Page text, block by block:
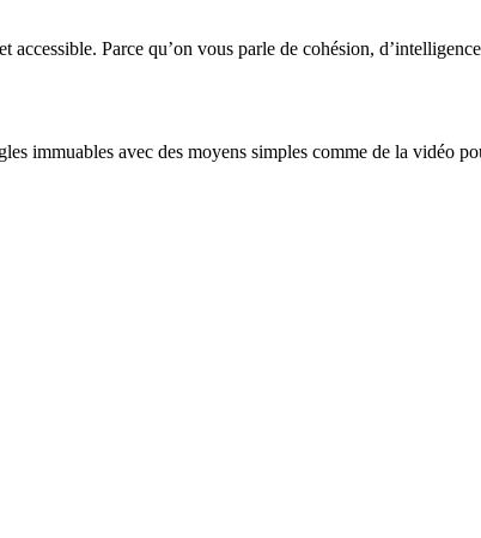
Parce qu’on vous parle de cohésion,
immuables avec des moyens simples comme de la vidéo